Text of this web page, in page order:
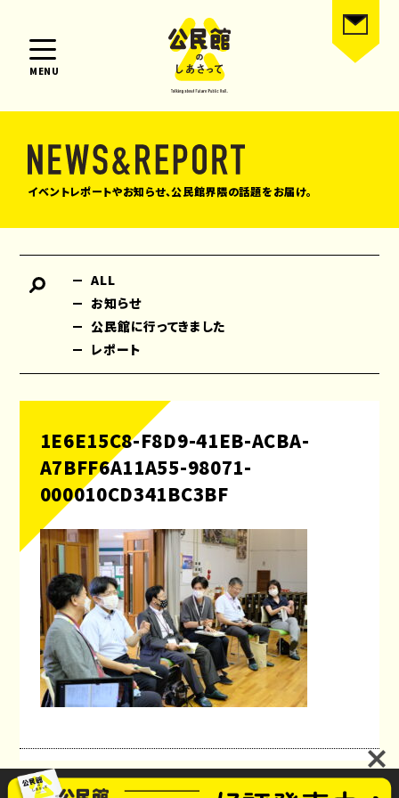
MENU
イベントレポートやお知らせ、公民館界隈の話題をお届け。
ALL
お知らせ
公民館に行ってきました
レポート
1E6E15C8-F8D9-41EB-ACBA-
A7BFF6A11A55-98071-
000010CD341BC3BF
公民館のしあさってプロジェクト お問い合わせ